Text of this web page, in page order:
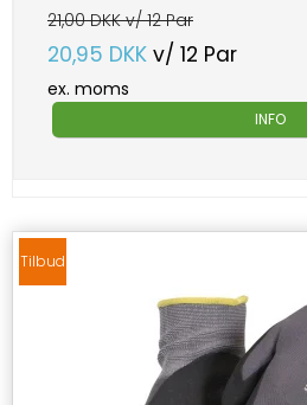
21,00 DKK v/ 12 Par
20,95 DKK v/ 12 Par
ex. moms
INFO
Tilbud